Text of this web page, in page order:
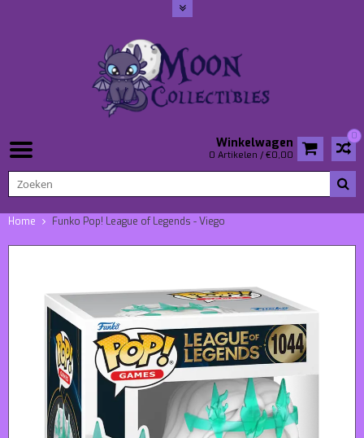
0
Winkelwagen
0 Artikelen / €0,00
Home Funko Pop! League of Legends - Viego